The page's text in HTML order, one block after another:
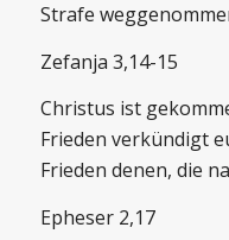
Strafe
Zefanja 3,14-15
Christus ist
Frieden verkündigt
Frieden denen, die
Epheser 2,17